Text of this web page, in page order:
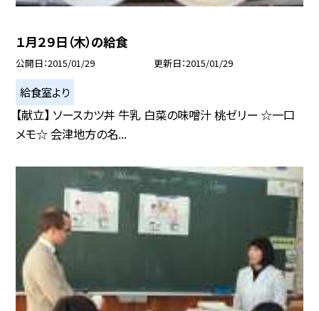
１月２９日（木）の給食
公開日 2015/01/29 更新日 2015/01/29
給食室より
【献立】 ソースカツ丼 牛乳 白菜の味噌汁 桃ゼリー ☆一口
メモ☆ 会津地方の名...